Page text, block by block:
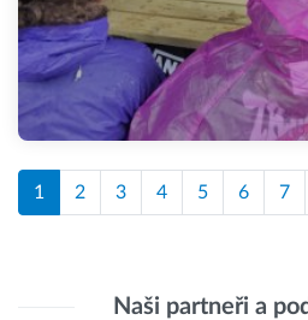
1 2 3 4 5 6 7
Naši partneři a